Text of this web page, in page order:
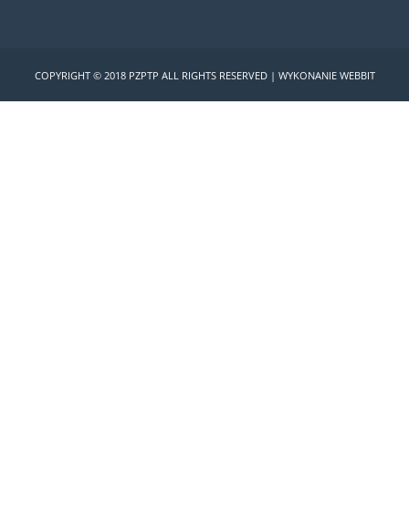
COPYRIGHT © 2018 PZPTP ALL RIGHTS RESERVED | WYKONANIE WEBBIT